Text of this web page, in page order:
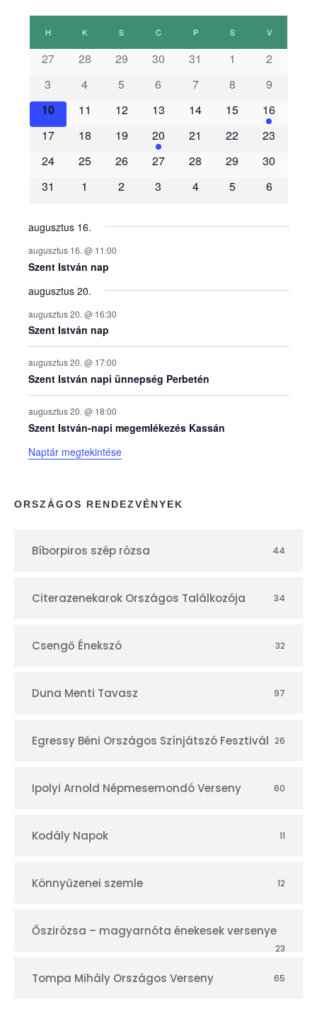
E
e
m
é
n
y
e
k
n
a
p
t
r
H K S CCSÜTÖRTÖK
PPÉNTEK SSZOMBAT
VVASÁRNAP
27 28 29 30 31 1
2
3
4 5 6 7 8
9
10
11 12 13 14 15
16
17
18 19 20 21 22
23
24
25 26 27 28 29
30
31
1 2 3 4 5 6
augusztus 16.
augusztus 16. @ 11:00
Szent István nap
augusztus 20.
augusztus 20. @ 16:30
Szent István nap
augusztus 20. @ 17:00
Szent István napi ünnepség Perbetén
augusztus 20. @ 18:00
Szent István-napi megemlékezés Kassán
Naptár megtekintése
ORSZÁGOS RENDEZVÉNYEK
Bíborpiros szép rózsa 44
Citerazenekarok Országos Találkozója 34
Csengő Énekszó 32
Duna Menti Tavasz 97
Egressy Béni Országos Színjátszó Fesztivál 26
Ipolyi Arnold Népmesemondó Verseny 60
Kodály Napok 11
Könnyűzenei szemle 12
Őszirózsa – magyarnóta énekesek versenye
23
Tompa Mihály Országos Verseny 65